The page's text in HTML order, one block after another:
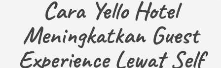
Cara Yello Hotel
Meningkatkan Guest
Experience Lewat Self